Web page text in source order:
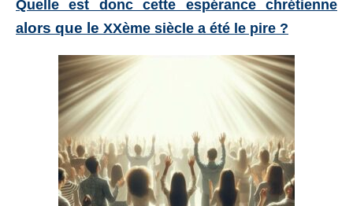
Quelle est donc cette espérance chrétienne
a lors que le XXème siècle a été le pire ?